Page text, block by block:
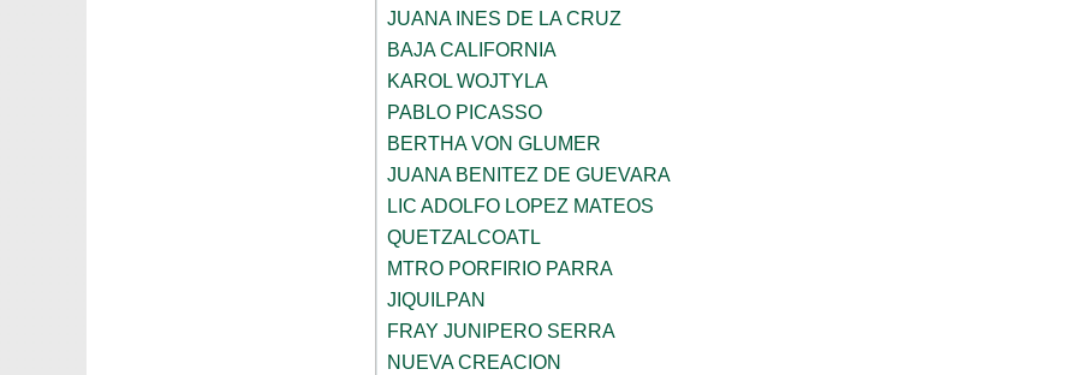
JUANA INES DE LA CRUZ
BAJA CALIFORNIA
KAROL WOJTYLA
PABLO PICASSO
BERTHA VON GLUMER
JUANA BENITEZ DE GUEVARA
LIC ADOLFO LOPEZ MATEOS
QUETZALCOATL
MTRO PORFIRIO PARRA
JIQUILPAN
FRAY JUNIPERO SERRA
NUEVA CREACION